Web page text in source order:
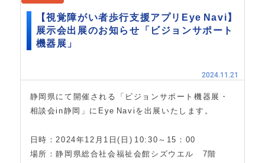
【視覚障がい者歩行支援アプリEye Navi】
展示会出展のお知らせ「ビジョンサポート
機器展」
2024.11.21
静岡県にて開催される「ビジョンサポート機器展・
相談会in静岡」にEye Naviを出展いたします。
日時：2024年12月1日(日) 10:30～15：00
場所：静岡県総合社会福祉会館シズウエル 7階